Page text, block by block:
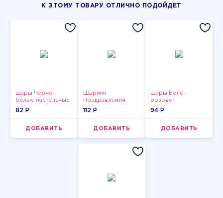
К ЭТОМУ ТОВАРУ ОТЛИЧНО ПОДОЙДЕТ
шары Черно-
белые пастельные
82 P
ДОБАВИТЬ
Шарики
Поздравления
112 P
ДОБАВИТЬ
шары Бело-
розово-
фиолетово-
94 P
ДОБАВИТЬ